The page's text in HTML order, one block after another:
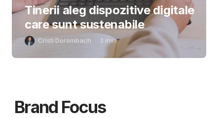
Tinerii aleg dispozitive digitale
care sunt sustenabile
Cristi Dorombach 3 min
Brand Focus